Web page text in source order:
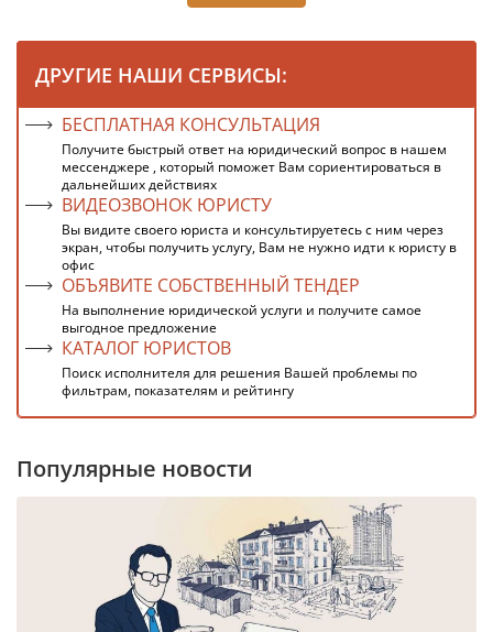
ДРУГИЕ НАШИ СЕРВИСЫ:
БЕСПЛАТНАЯ КОНСУЛЬТАЦИЯ
Получите быстрый ответ на юридический вопрос в нашем
мессенджере , который поможет Вам сориентироваться в
дальнейших действиях
ВИДЕОЗВОНОК ЮРИСТУ
Вы видите своего юриста и консультируетесь с ним через
экран, чтобы получить услугу, Вам не нужно идти к юристу в
офис
ОБЪЯВИТЕ СОБСТВЕННЫЙ ТЕНДЕР
На выполнение юридической услуги и получите самое
выгодное предложение
КАТАЛОГ ЮРИСТОВ
Поиск исполнителя для решения Вашей проблемы по
фильтрам, показателям и рейтингу
Популярные новости